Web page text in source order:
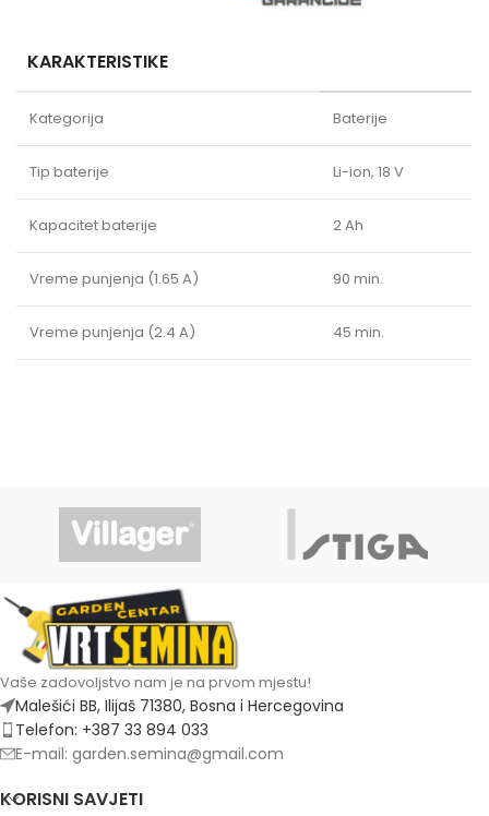
KARAKTERISTIKE
Kategorija Baterije
Tip baterije Li-ion, 18 V
Kapacitet baterije 2 Ah
Vreme punjenja (1.65 A) 90 min.
Vreme punjenja (2.4 A) 45 min.
Vaše zadovoljstvo nam je na prvom mjestu!
Malešići BB, Ilijaš 71380, Bosna i Hercegovina
Telefon: +387 33 894 033
E-mail: garden.semina@gmail.com
KORISNI SAVJETI